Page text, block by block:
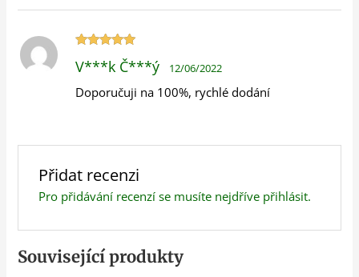
Hodnocení
5z 5
V***k Č***ý 12/06/2022
Doporučuji na 100%, rychlé dodání
Přidat recenzi
Pro přidávání recenzí se musíte nejdříve přihlásit.
Související produkty